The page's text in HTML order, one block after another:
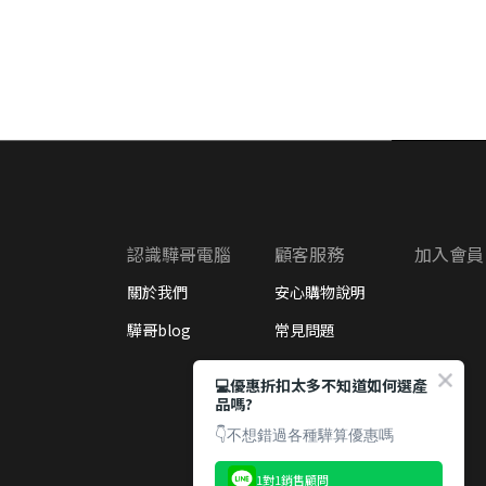
認識驊哥電腦
關於我們
驊哥blog
顧客服務
安心購物說明
常見問題
加入會員
💻優惠折扣太多不知道如何選產
品嗎?
👇不想錯過各種驊算優惠嗎
1對1銷售顧問